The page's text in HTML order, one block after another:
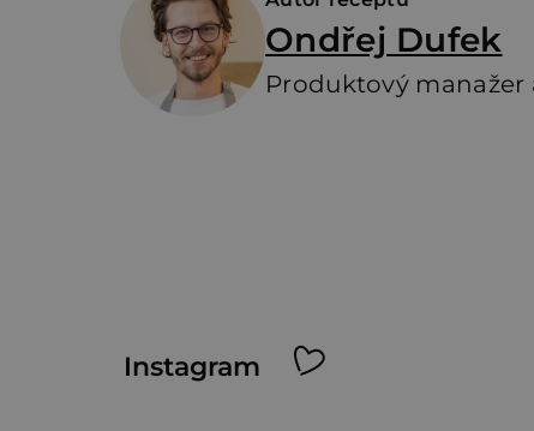
Ondřej Dufek
Produktový manažer
Instagram